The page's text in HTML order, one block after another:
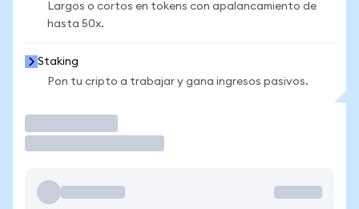
Largos o cortos en tokens con apalancamiento de
hasta 50x.
Staking
Pon tu cripto a trabajar y gana ingresos pasivos.